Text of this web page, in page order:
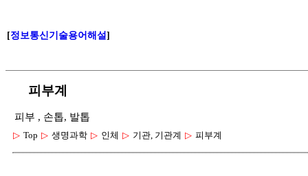
[정보통신기술용어해설]
피부계
피부 , 손톱, 발톱
▷ Top ▷ 생명과학 ▷ 인체 ▷ 기관, 기관계 ▷ 피부계